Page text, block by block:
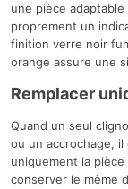
une pièce
proprement un
finition verre noir
orange assure une
Remplacer
Quand un seul
ou un accrochage,
uniquement la
conserver le même